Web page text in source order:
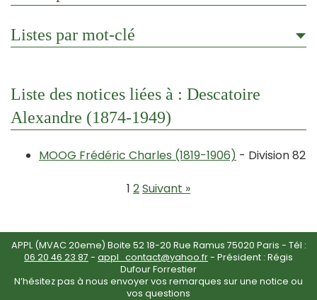
Listes par mot-clé
Liste des notices liées à : Descatoire
Alexandre (1874-1949)
MOOG Frédéric Charles (1819-1906) - Division 82
1 2Suivant »
APPL (MVAC 20eme) Boite 52 18-20 Rue Ramus 75020 Paris - Tél :
06 20 46 23 87 - appl_contact@yahoo.fr- Président : Régis
Dufour Forrestier
N’hésitez pas à nous envoyer vos remarques sur une notice ou
vos questions